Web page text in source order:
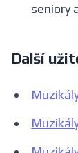
seniory
Další